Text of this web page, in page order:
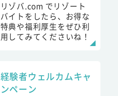
リゾバ.com でリゾート
バイトをしたら、お得な
特典や福利厚生をぜひ利
用してみてくださいね！
経験者ウェルカムキャ
ンペーン